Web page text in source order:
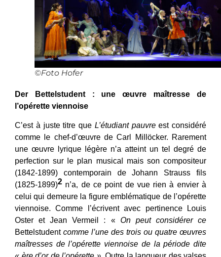
©Foto Hofer
Der Bettelstudent : une œuvre maîtresse de
l’opérette viennoise
C’est à juste titre que L’étudiant pauvre est considéré
comme le chef-d’œuvre de Carl Millöcker. Rarement
une œuvre lyrique légère n’a atteint un tel degré de
perfection sur le plan musical mais son compositeur
(1842-1899) contemporain de Johann Strauss fils
(1825-1899)2 n’a, de ce point de vue rien à envier à
celui qui demeure la figure emblématique de l’opérette
viennoise. Comme l’écrivent avec pertinence Louis
Oster et Jean Vermeil : « On peut considérer ce
Bettelstudent comme l’une des trois ou quatre œuvres
maîtresses de l’opérette viennoise de la période dite